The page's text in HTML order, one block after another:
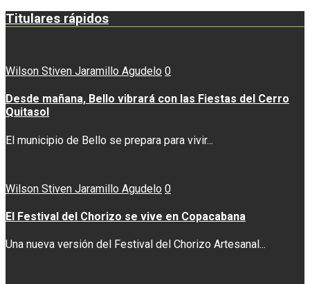
Titulares rápidos
Wilson Stiven Jaramillo Agudelo 0
Desde mañana, Bello vibrará con las Fiestas del Cerro
Quitasol
El municipio de Bello se prepara para vivir...
Wilson Stiven Jaramillo Agudelo 0
El Festival del Chorizo se vive en Copacabana
Una nueva versión del Festival del Chorizo Artesanal...